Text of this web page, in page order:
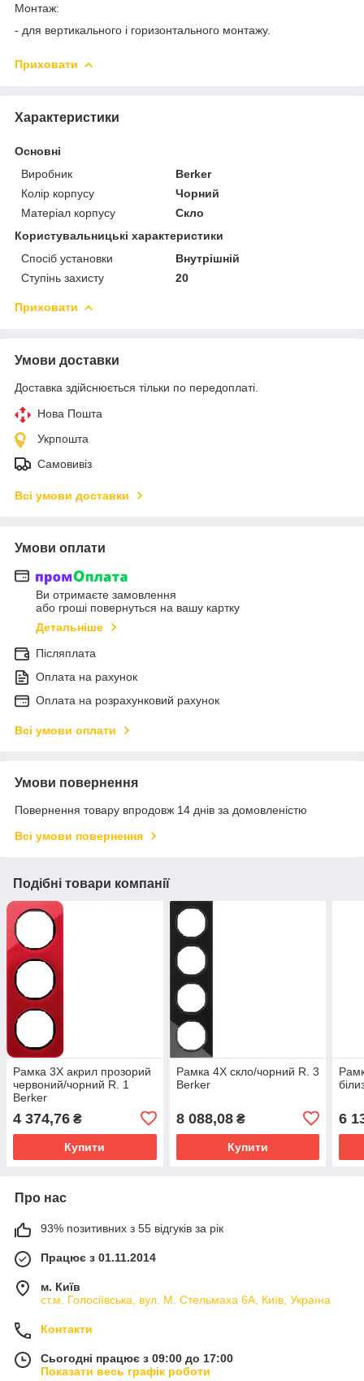
Монтаж:
- для вертикального і горизонтального монтажу.
Приховати
Характеристики
Основні
Виробник
Berker
Колір корпусу
Чорний
Матеріал корпусу
Скло
Користувальницькі характеристики
Спосіб установки
Внутрішній
Ступінь захисту
20
Приховати
Умови доставки
Доставка здійснюється тільки по передоплаті.
Нова Пошта
Укрпошта
Самовивіз
Всі умови доставки
Умови оплати
Ви отримаєте замовлення
або гроші повернуться на вашу картку
Детальніше
Післяплата
Оплата на рахунок
Оплата на розрахунковий рахунок
Всі умови оплати
Умови повернення
Повернення товару впродовж 14 днів за домовленістю
Всі умови повернення
Подібні товари компанії
Рамка 3Х акрил прозорий
червоний/чорний R. 1
Berker
4 374,76 ₴
Купити
Рамка 4Х скло/чорний R. 3
Berker
8 088,08₴
Купити
6
Про нас
93% позитивних з 55 відгуків за рік
Працює з 01.11.2014
м. Київ
ст.м. Голосіївська, вул. М. Стельмаха 6А, Київ, Україна
Контакти
Сьогодні працює з 09:00 до 17:00
Показати весь графік роботи